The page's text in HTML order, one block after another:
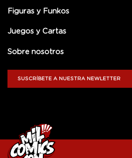
Figuras y Funkos
Juegos y Cartas
Sobre nosotros
SUSCRÍBETE A NUESTRA NEWLETTER